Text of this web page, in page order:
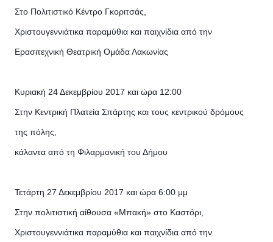
Στο Πολιτιστικό Κέντρο Γκοριτσάς,
Χριστουγεννιάτικα παραμύθια και παιχνίδια από την
Ερασιτεχνική Θεατρική Ομάδα Λακωνίας
Κυριακή 24 Δεκεμβρίου 2017 και ώρα 12:00
Στην Κεντρική Πλατεία Σπάρτης και τους κεντρικού δρόμους
της πόλης,
κάλαντα από τη Φιλαρμονική του Δήμου
Τετάρτη 27 Δεκεμβρίου 2017 και ώρα 6:00 μμ
Στην πολιτιστική αίθουσα «Μπακή» στο Καστόρι,
Χριστουγεννιάτικα παραμύθια και παιχνίδια από την